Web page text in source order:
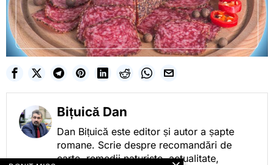
Bițuică Dan
Dan Bițuică este editor și autor a șapte
romane. Scrie despre recomandări de
carte, remedii naturiste, actualitate,